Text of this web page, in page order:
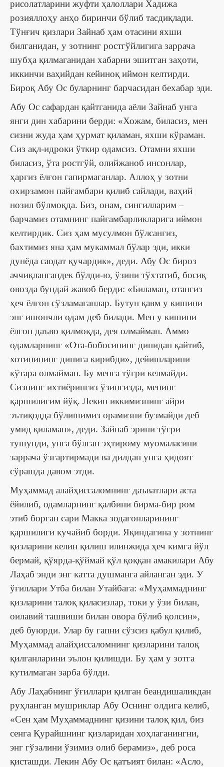
рисолатларини жуфти ҳалоллари Хадижа
розияллоҳу анҳо биринчи бўлиб тасдиқлади.
Тўнғич қизлари Зайнаб ҳам отасини яхши
билганидан, у зотнинг ростгўйлигига заррача
шубҳа қилмаганидан хабарни эшитган заҳоти,
иккинчи ваҳийдан кейиноқ иймон келтирди.
Бироқ Абу Ос буларнинг барчасидан бехабар эди.
Абу Ос сафардан қайтганида аёли Зайнаб унга
янги дин хабарини берди: «Хожам, биласиз, мен
сизни жуда ҳам ҳурмат қиламан, яхши кўраман.
Сиз ақл-идроки ўткир одамсиз. Отамни яхши
биласиз, ўта ростгўй, олийжаноб инсонлар,
ҳаргиз ёлғон гапирмаганлар. Аллоҳ у зотни
охирзамон пайғамбари қилиб сайлади, ваҳий
нозил бўлмоқда. Биз, онам, сингилларим ‒
барчамиз отамнинг пайғамбарликларига иймон
келтирдик. Сиз ҳам мусулмон бўлсангиз,
бахтимиз яна ҳам мукаммал бўлар эди, икки
дунёда саодат қучардик», деди. Абу Ос бироз
аччиқлангандек бўлди-ю, ўзини тўхтатиб, босиқ
овозда бундай жавоб берди: «Биламан, отангиз
ҳеч ёлғон сўзламаганлар. Бутун қавм у кишини
энг ишончли одам деб билади. Мен у кишини
ёлғон даъво қилмоқда, дея олмайман. Аммо
одамларнинг «Ота-бобосининг динидан қайтиб,
хотинининг динига кирибди», дейишларини
кўтара олмайман. Бу менга тўғри келмайди.
Сизнинг ихтиёрингиз ўзингизда, менинг
қаршилигим йўқ. Лекин иккимизнинг айри
эътиқодда бўлишимиз орамизни бузмайди деб
умид қиламан», деди. Зайнаб эрини тўғри
тушунди, унга бўлган эҳтирому муомаласини
заррача ўзгартирмади ва дилдан унга ҳидоят
сўрашда давом этди.
Муҳаммад алайҳиссаломнинг даъватлари аста
ёйилиб, одамларнинг қалбини бирма-бир ром
этиб борган сари Макка зодагонларининг
қаршилиги кучайиб борди. Яқиндагина у зотнинг
қизларини келин қилиш илинжида ҳеч кимга йўл
бермай, қўярда-қўймай қўл қоққан амакилари Абу
Лаҳаб энди энг катта душманга айланган эди. У
ўғиллари Утба билан Утайбага: «Муҳаммаднинг
қизларини талоқ қиласизлар, токи у ўзи билан,
оилавий ташвиши билан овора бўлиб қолсин»,
деб буюрди. Улар бу гапни сўзсиз қабул қилиб,
Муҳаммад алайҳиссаломнинг қизларини талоқ
қилганларини эълон қилишди. Бу ҳам у зотга
кутилмаган зарба бўлди.
Абу Лаҳабнинг ўғиллари қилган беандишаликдан
руҳланган мушриклар Абу Оснинг олдига келиб,
«Сен ҳам Муҳаммаднинг қизини талоқ қил, биз
сенга Қурайшнинг қизларидан хоҳлаганингни,
энг гўзалини ўзимиз олиб берамиз», деб роса
қисташди. Лекин Абу Ос қатъият билан: «Асло,